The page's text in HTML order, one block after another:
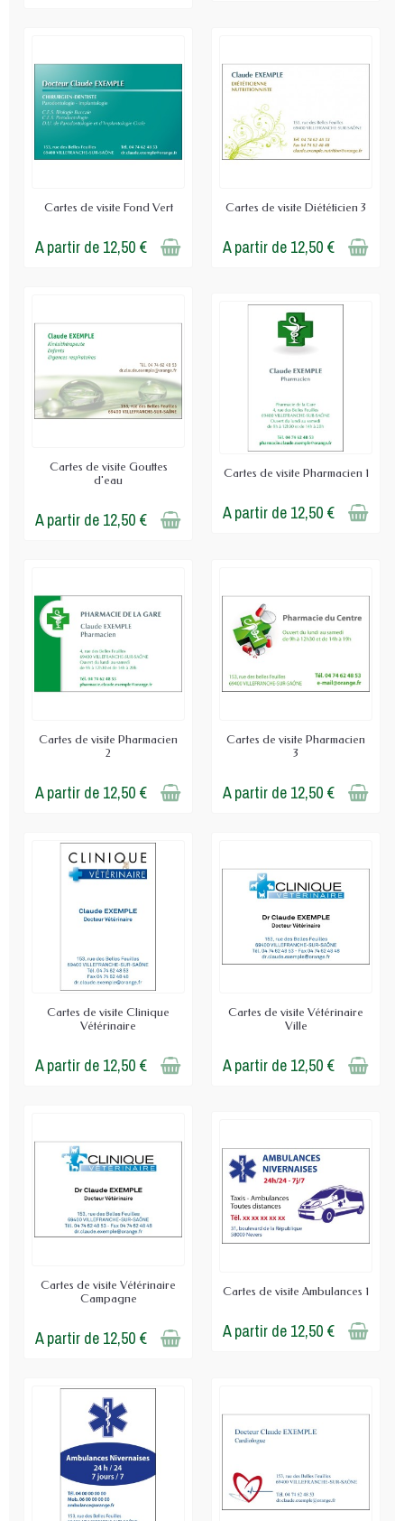
Cartes de visite Fond Vert
A partir de 12,50 €
Cartes de visite Diététicien 3
A partir de 12,50 €
Cartes de visite Gouttes
d'eau
A partir de 12,50 €
Cartes de visite Pharmacien 1
A partir de 12,50 €
Cartes de visite Pharmacien
2
A partir de 12,50 €
Cartes de visite Pharmacien
3
A partir de 12,50 €
Cartes de visite Clinique
Vétérinaire
A partir de 12,50 €
Cartes de visite Vétérinaire
Ville
A partir de 12,50 €
Cartes de visite Vétérinaire
Campagne
A partir de 12,50 €
Cartes de visite Ambulances 1
A partir de 12,50 €